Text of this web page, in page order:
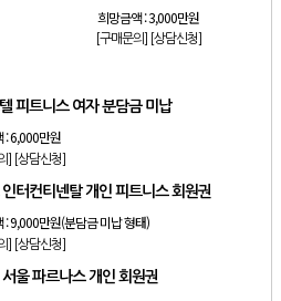
희망금액 :3,000만원
[구매문의] [상담신청]
피트니스 여자 분담금 미납
:6,000만원
] [상담신청]
터컨티넨탈 개인 피트니스 회원권
:9,000만원(분담금 미납 형태)
] [상담신청]
울 파르나스 개인 회원권